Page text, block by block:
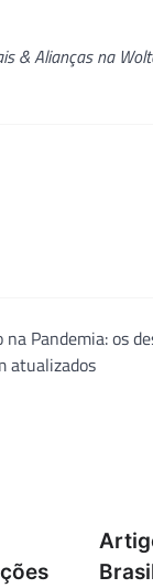
& Alianças na
Pandemia: os
atualizados